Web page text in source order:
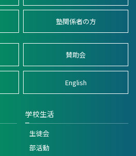
塾関係者の方
賛助会
English
学校生活
生徒会
部活動